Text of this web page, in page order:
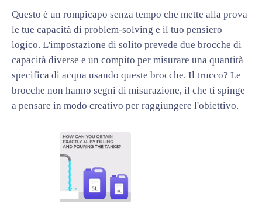
Questo è un rompicapo senza tempo che mette alla prova
le tue capacità di problem-solving e il tuo pensiero
logico. L'impostazione di solito prevede due brocche di
capacità diverse e un compito per misurare una quantità
specifica di acqua usando queste brocche. Il trucco? Le
brocche non hanno segni di misurazione, il che ti spinge
a pensare in modo creativo per raggiungere l'obiettivo.